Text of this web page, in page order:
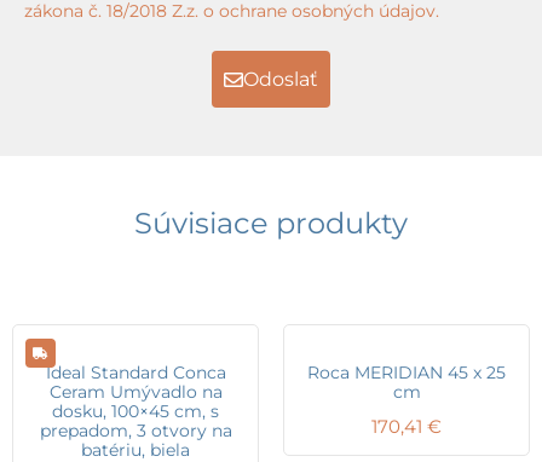
zákona č. 18/2018 Z.z. o ochrane osobných údajov.
Odoslať
Súvisiace produkty
Ideal Standard Conca
Ceram Umývadlo na
dosku, 100×45 cm, s
prepadom, 3 otvory na
batériu, biela
Roca MERIDIAN 45 x 25
cm
170,41 €